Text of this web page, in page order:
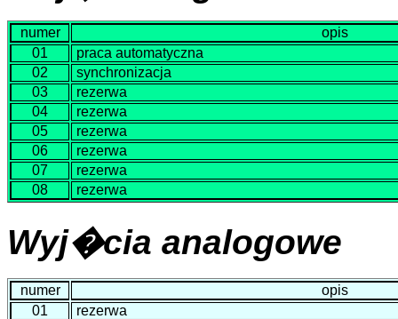
numer
opis
01
praca automatyczna
02
synchronizacja
03
rezerwa
04
rezerwa
05
rezerwa
06
rezerwa
07
rezerwa
08
rezerwa
Wyj�cia analogowe
numer
opis
01
rezerwa